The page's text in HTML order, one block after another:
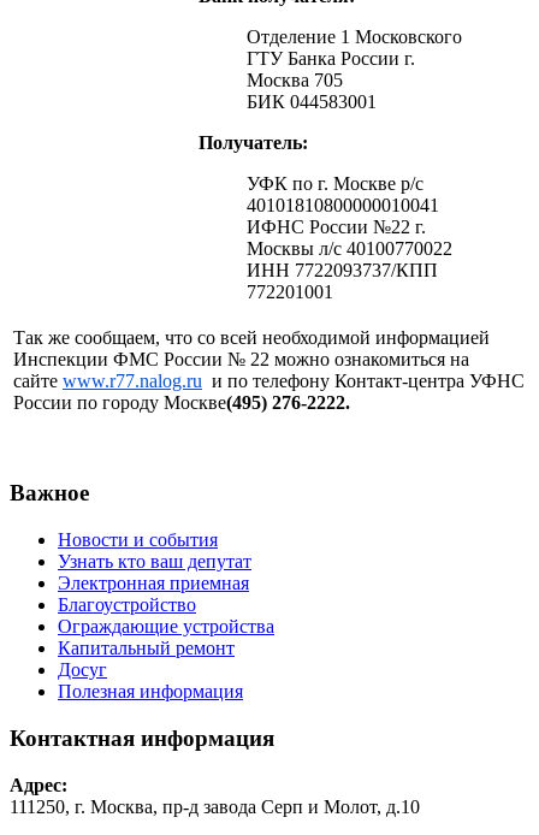
Отделение 1 Московского
ГТУ Банка России г.
Москва 705
БИК 044583001
Получатель:
УФК по г. Москве р/с
40101810800000010041
ИФНС России №22 г.
Москвы л/с 40100770022
ИНН 7722093737/КПП
772201001
Так же сообщаем, что со всей необходимой информацией
Инспекции ФМС России № 22 можно ознакомиться на
сайте www.r77.nalog.ru и по телефону Контакт-центра УФНС
России по городу Москве(495) 276-2222.
Важное
Новости и события
Узнать кто ваш депутат
Электронная приемная
Благоустройство
Ограждающие устройства
Капитальный ремонт
Досуг
Полезная информация
Контактная информация
Адрес:
111250, г. Москва, пр-д завода Серп и Молот, д.10